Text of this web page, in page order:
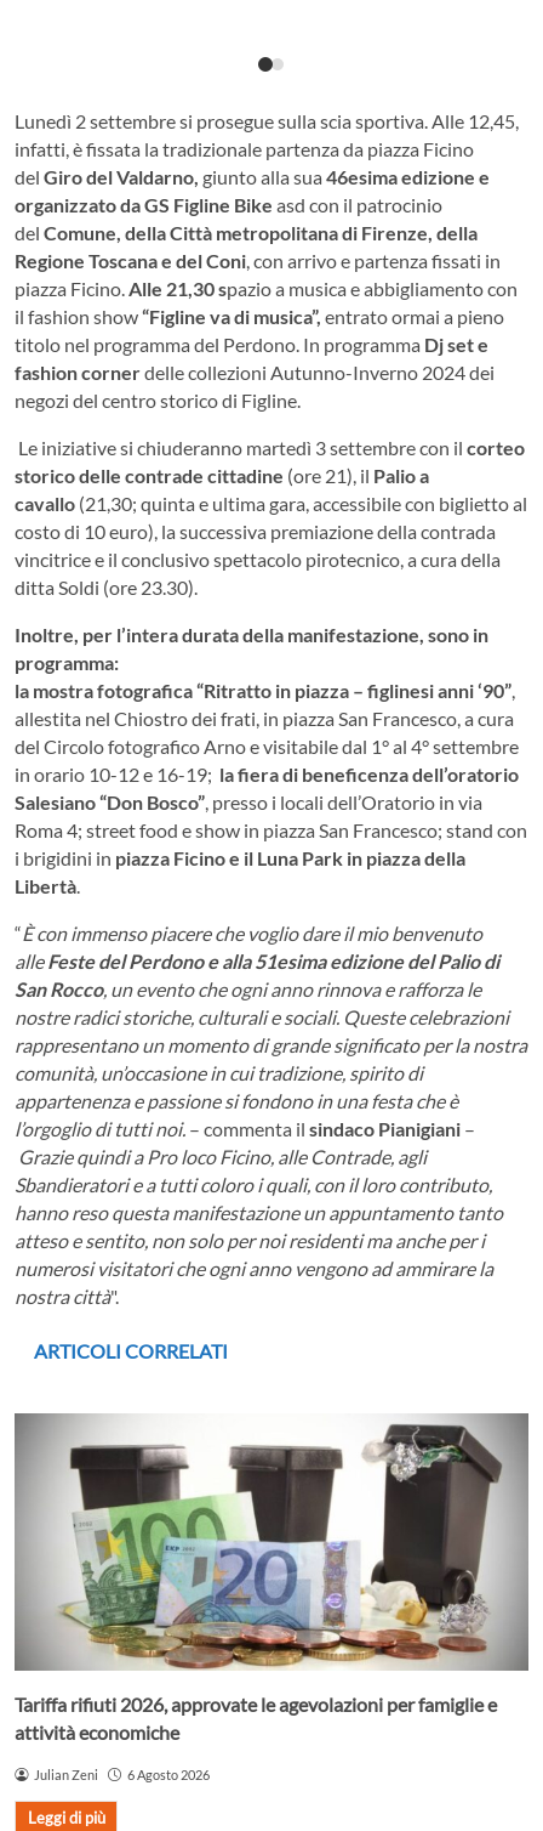
Lunedì 2 settembre si prosegue sulla scia sportiva. Alle 12,45,
infatti, è fissata la tradizionale partenza da piazza Ficino
del Giro del Valdarno, giunto alla sua 46esima edizione e
organizzato da GS Figline Bike asd con il patrocinio
del Comune, della Città metropolitana di Firenze, della
Regione Toscana e del Coni, con arrivo e partenza fissati in
piazza Ficino.Alle 21,30 spazio a musica e abbigliamento con
il fashion show“Figline va di musica”, entrato ormai a pieno
titolo nel programma del Perdono. In programma Dj set e
fashion cornerdelle collezioni Autunno-Inverno 2024 dei
negozi del centro storico di Figline.
Le iniziative si chiuderanno martedì 3 settembre con il corteo
storico delle contrade cittadine (ore 21), il Palio a
cavallo (21,30; quinta e ultima gara, accessibile con biglietto al
costo di 10 euro), la successiva premiazione della contrada
vincitrice e il conclusivo spettacolo pirotecnico, a cura della
ditta Soldi (ore 23.30).
Inoltre, per l’intera durata della manifestazione, sono in
programma:
la mostra fotografica “Ritratto in piazza – figlinesi anni ‘90”,
allestita nel Chiostro dei frati, in piazza San Francesco, a cura
del Circolo fotografico Arno e visitabile dal 1° al 4° settembre
in orario 10-12 e 16-19; la fiera di beneficenza dell’oratorio
Salesiano “Don Bosco”, presso i locali dell’Oratorio in via
Roma 4; street food e show in piazza San Francesco; stand con
i brigidini in piazza Ficino e il Luna Park in piazza della
Libertà.
“È con immenso piacere che voglio dare il mio benvenuto
alleFeste del Perdono e alla 51esima edizione del Palio di
San Rocco, un evento che ogni anno rinnova e rafforza le
nostre radici storiche, culturali e sociali. Queste celebrazioni
rappresentano un momento di grande significato per la nostra
comunità, un’occasione in cui tradizione, spirito di
appartenenza e passione si fondono in una festa che è
l’orgoglio di tutti noi. – commenta il sindaco Pianigiani –
Grazie quindi a Pro loco Ficino, alle Contrade, agli
Sbandieratori e a tutti coloro i quali, con il loro contributo,
hanno reso questa manifestazione un appuntamento tanto
atteso e sentito, non solo per noi residenti ma anche per i
numerosi visitatori che ogni anno vengono ad ammirare la
nostra città".
ARTICOLI CORRELATI
Tariffa rifiuti 2026, approvate le agevolazioni per famiglie e
attività economiche
Julian Zeni 6 Agosto 2026
Leggi di più